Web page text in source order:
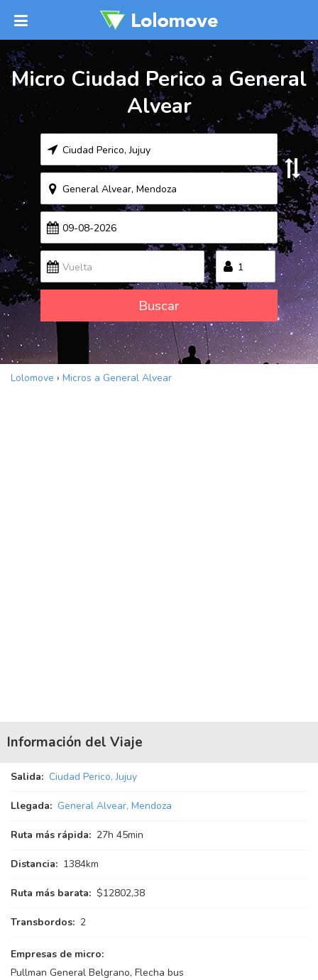
Micro Ciudad Perico a General
Alvear
Buscar
Lolomove › Micros a General Alvear
Información del Viaje
Salida: Ciudad Perico, Jujuy
Llegada: General Alvear, Mendoza
Ruta más rápida: 27h 45min
Distancia: 1384km
Ruta más barata: $12802,38
Transbordos: 2
Empresas de micro:
Pullman General Belgrano, Flecha bus